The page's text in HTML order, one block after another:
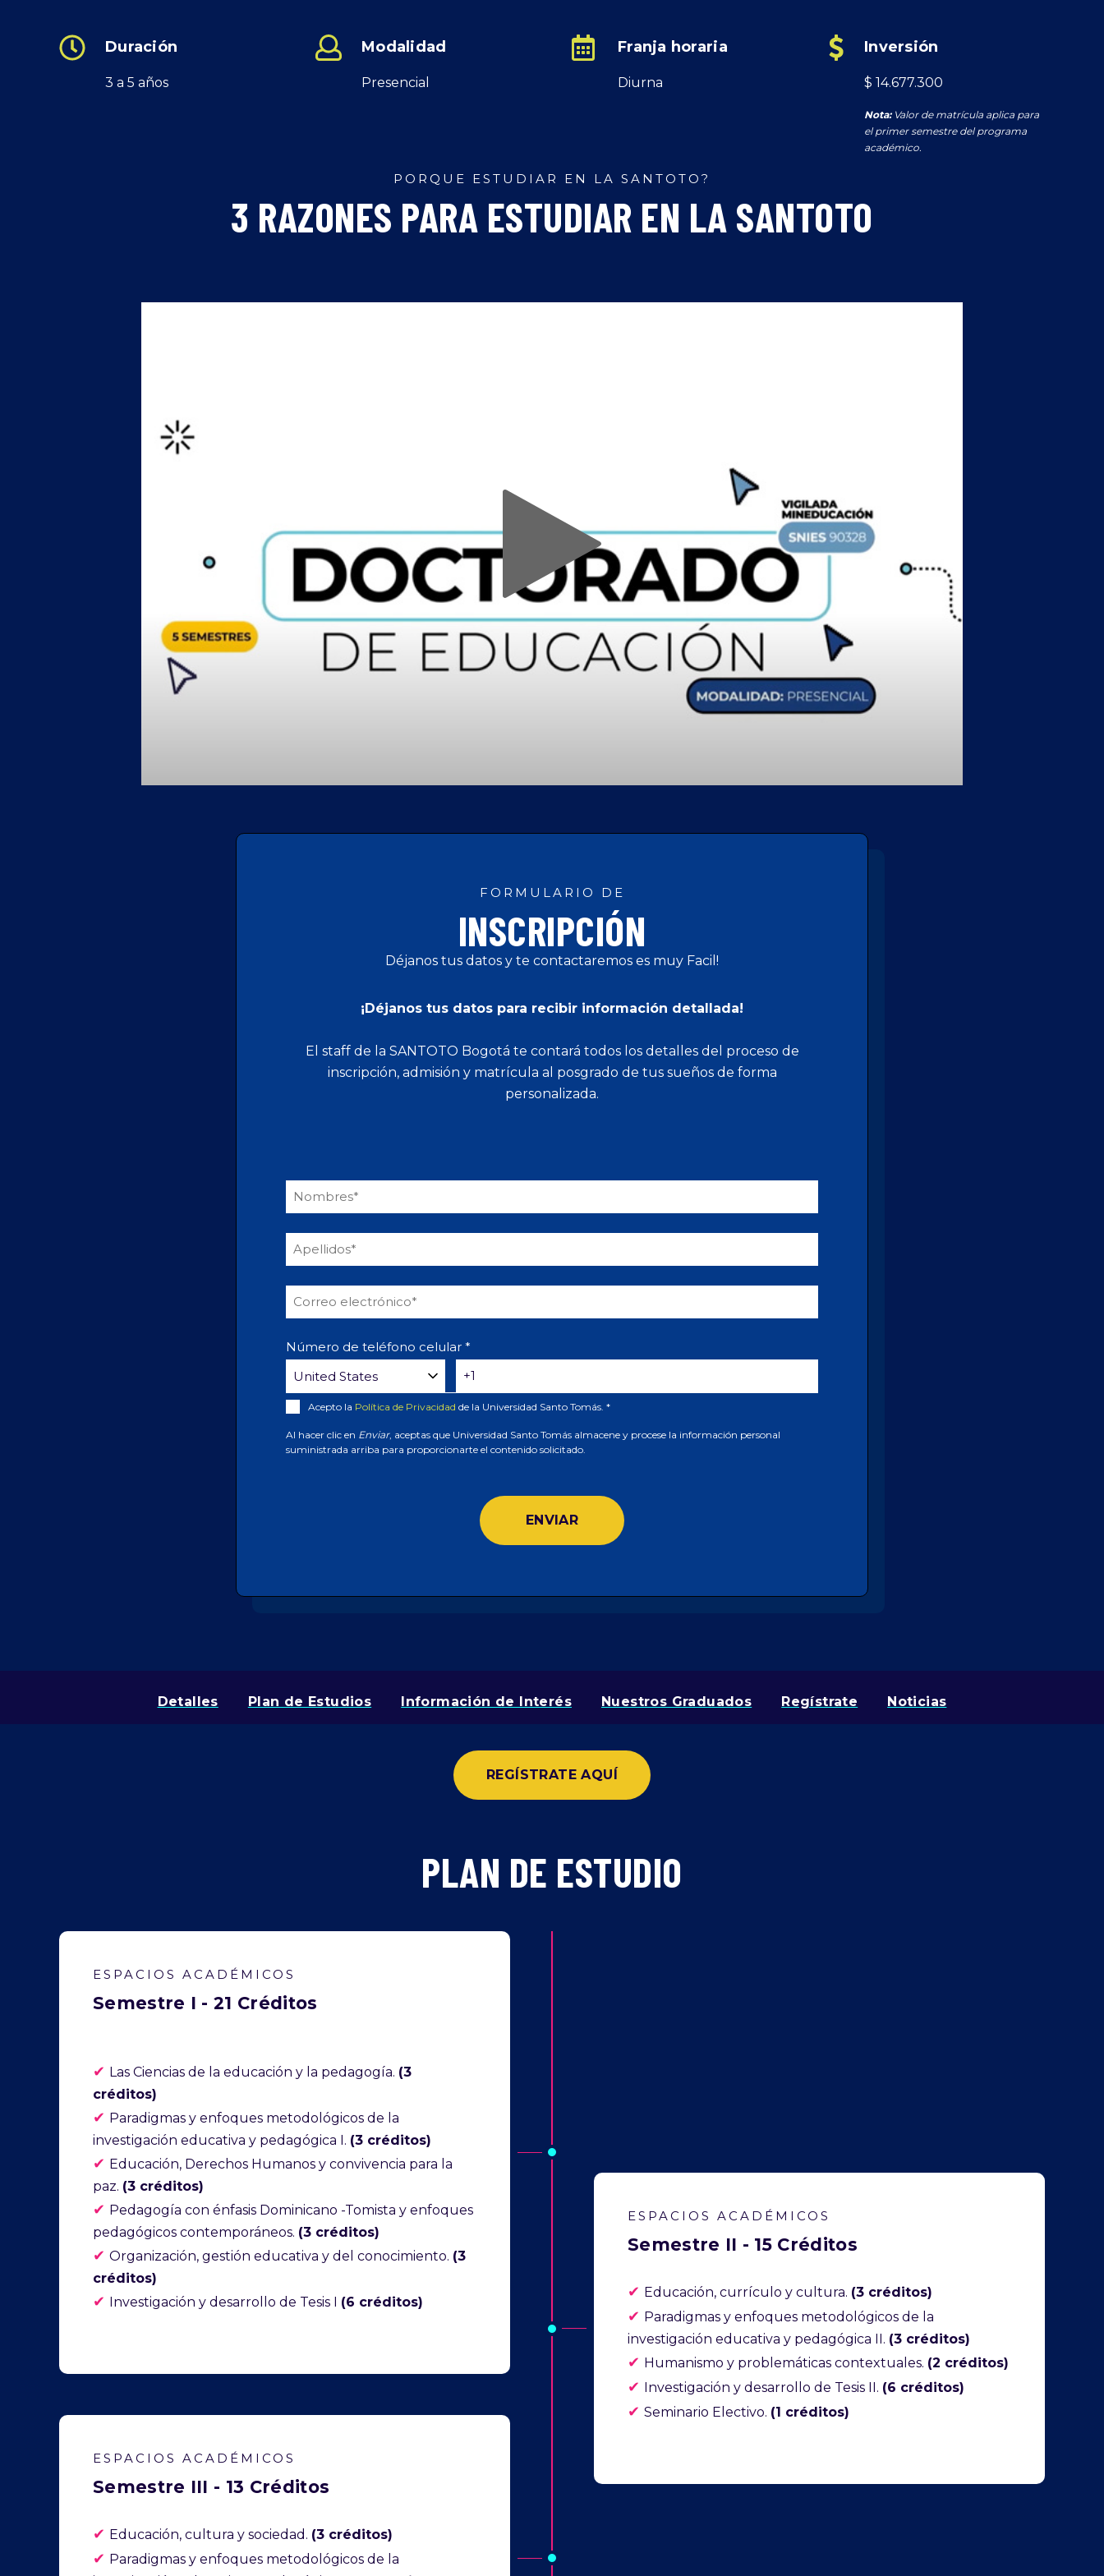
Duración
3 a 5 años
Modalidad
Presencial
Franja horaria
Diurna
Inversión
$ 14.677.300
Nota: Valor de matrícula aplica para
el primer semestre del programa
académico.
PORQUE ESTUDIAR EN LA SANTOTO?
3 RAZONES PARA ESTUDIAR EN LA SANTOTO
FORMULARIO DE
INSCRIPCIÓN
Déjanos tus datos y te contactaremos es muy Facil!
¡Déjanos tus datos para recibir información detallada!
El staff de la SANTOTO Bogotá te contará todos los detalles del proceso de
inscripción, admisión y matrícula al posgrado de tus sueños de forma
personalizada.
Número de teléfono celular *
Acepto la Política de Privacidad de la Universidad Santo Tomás. *
Al hacer clic en Enviar, aceptas que Universidad Santo Tomás almacene y procese la información personal
suministrada arriba para proporcionarte el contenido solicitado.
Detalles Plan de Estudios Información de Interés Nuestros Graduados Regístrate Noticias
REGÍSTRATE AQUÍ
PLAN DE ESTUDIO
ESPACIOS ACADÉMICOS
Semestre I - 21 Créditos
✔ Las Ciencias de la educación y la pedagogía. (3
créditos)
✔ Paradigmas y enfoques metodológicos de la
investigación educativa y pedagógica I. (3 créditos)
✔ Educación, Derechos Humanos y convivencia para la
paz. (3 créditos)
✔ Pedagogía con énfasis Dominicano -Tomista y enfoques
pedagógicos contemporáneos. (3 créditos)
✔ Organización, gestión educativa y del conocimiento. (3
créditos)
✔ Investigación y desarrollo de Tesis I (6 créditos)
ESPACIOS ACADÉMICOS
Semestre II - 15 Créditos
✔ Educación, currículo y cultura. (3 créditos)
✔ Paradigmas y enfoques metodológicos de la
investigación educativa y pedagógica II. (3 créditos)
✔ Humanismo y problemáticas contextuales. (2 créditos)
✔ Investigación y desarrollo de Tesis II. (6 créditos)
✔ Seminario Electivo. (1 créditos)
ESPACIOS ACADÉMICOS
Semestre III - 13 Créditos
✔ Educación, cultura y sociedad. (3 créditos)
✔ Paradigmas y enfoques metodológicos de la